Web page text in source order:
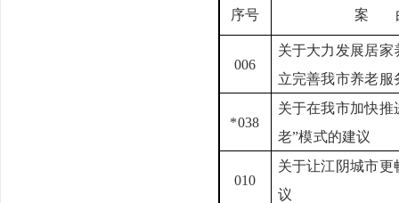
序号 案
006
关于大力发展居家
立完善我市养老服
*038
关于在我市加快推
老”模式的建议
010
关于让江阴城市更
议